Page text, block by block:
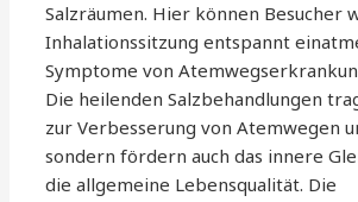
Salzräumen. Hier können Besucher
Inhalationssitzung entspannt
Symptome von
Die heilenden Salzbehandlungen
zur Verbesserung von Atemwegen
sondern fördern auch das innere
die allgemeine Lebensqualität. Die